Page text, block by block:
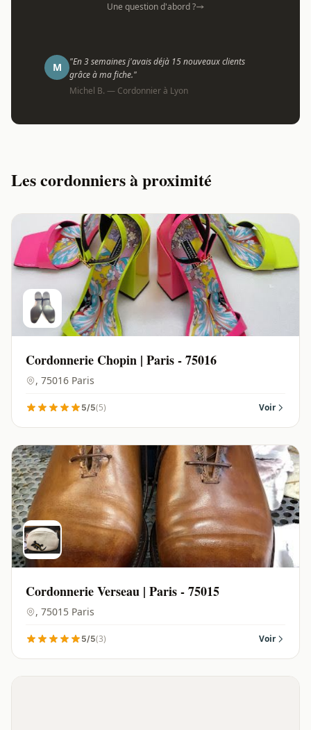
Une question d'abord ?
M
"En 3 semaines j'avais déjà 15 nouveaux clients
grâce à ma fiche."
Michel B. — Cordonnier à Lyon
Les cordonniers à proximité
Cordonnerie Chopin | Paris - 75016
, 75016 Paris
5/5(5) Voir
Cordonnerie Verseau | Paris - 75015
, 75015 Paris
5/5(3) Voir